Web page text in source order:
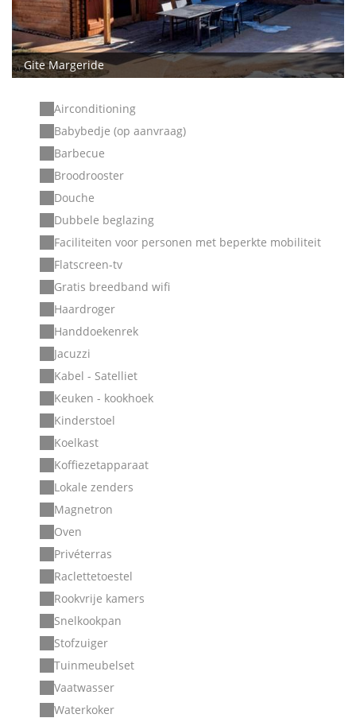
Gite Margeride
Airconditioning
Babybedje (op aanvraag)
Barbecue
Broodrooster
Douche
Dubbele beglazing
Faciliteiten voor personen met beperkte mobiliteit
Flatscreen-tv
Gratis breedband wifi
Haardroger
Handdoekenrek
Jacuzzi
Kabel - Satelliet
Keuken - kookhoek
Kinderstoel
Koelkast
Koffiezetapparaat
Lokale zenders
Magnetron
Oven
Privéterras
Raclettetoestel
Rookvrije kamers
Snelkookpan
Stofzuiger
Tuinmeubelset
Vaatwasser
Waterkoker